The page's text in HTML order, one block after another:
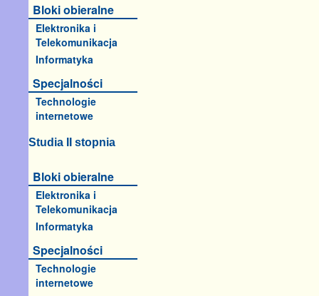
Bloki obieralne
Elektronika i
Telekomunikacja
Informatyka
Specjalności
Technologie
internetowe
Studia II stopnia
Bloki obieralne
Elektronika i
Telekomunikacja
Informatyka
Specjalności
Technologie
internetowe